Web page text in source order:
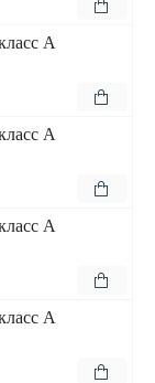
А
А
А
А